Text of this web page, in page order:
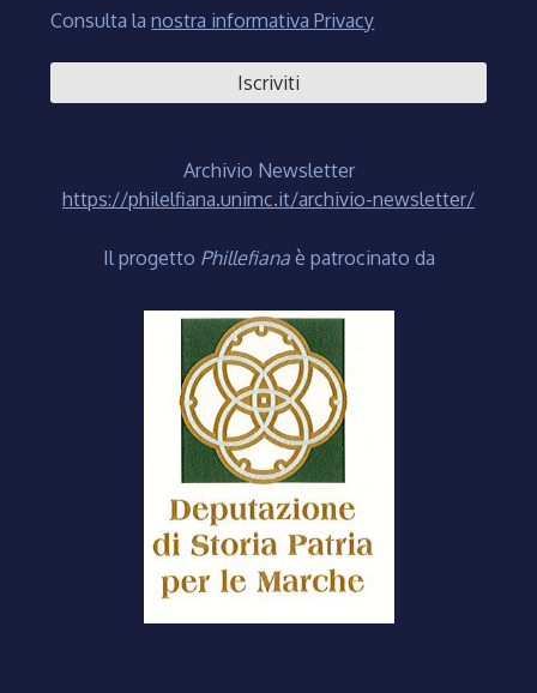
Consulta lanostra informativa Privacy
Archivio Newsletter
https://philelfiana.unimc.it/archivio-newsletter/
Il progetto Phillefiana è patrocinato da